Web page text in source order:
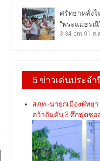
ศรัทธาหลั่งไ
“พระแม่ธรณี
3:34 pm 01 ส.
5 ข่าวเด่นประจำ
สภท.-นายกเมืองพัทย
คว้าอันดับ 3 ศึกฟุตซอ